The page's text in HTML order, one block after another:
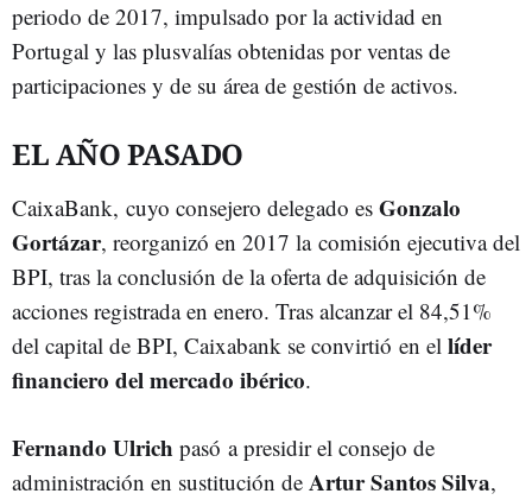
periodo de 2017, impulsado por la actividad en
Portugal y las plusvalías obtenidas por ventas de
participaciones y de su área de gestión de activos.
EL AÑO PASADO
CaixaBank, cuyo consejero delegado es Gonzalo
Gortázar, reorganizó en 2017 la comisión ejecutiva del
BPI, tras la conclusión de la oferta de adquisición de
acciones registrada en enero. Tras alcanzar el 84,51%
del capital de BPI, Caixabank se convirtió en el líder
financiero del mercado ibérico.
Fernando Ulrich pasó a presidir el consejo de
administración en sustitución de Artur Santos Silva,